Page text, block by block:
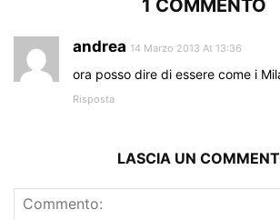
1 COMMENTO
andrea 14 Marzo 2013 At 13:36
ora posso dire di essere come i
Risposta
LASCIA UN